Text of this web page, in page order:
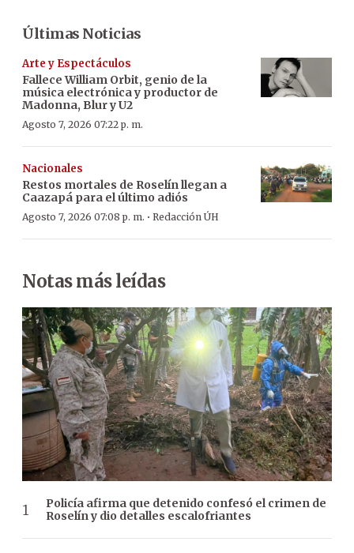
Últimas Noticias
Arte y Espectáculos
Fallece William Orbit, genio de la
música electrónica y productor de
Madonna, Blur y U2
Agosto 7, 2026 07:22 p. m.
Nacionales
Restos mortales de Roselín llegan a
Caazapá para el último adiós
Agosto 7, 2026 07:08 p. m. · Redacción ÚH
Notas más leídas
Policía afirma que detenido confesó el crimen de
Roselín y dio detalles escalofriantes